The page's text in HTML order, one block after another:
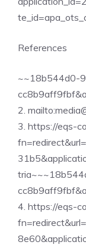
References
~~18b544d0-
2. mailto:
3. https://eqs-
4. https://eqs-